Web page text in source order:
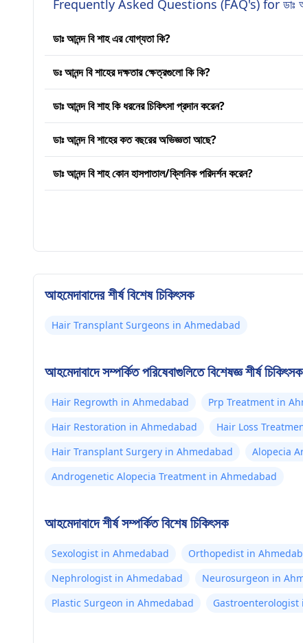
Frequently Asked Questions (FAQ's) for ডাঃ
ডাঃ আনন্দ বি শাহ এর যোগ্যতা কি?
ডঃ আনন্দ বি শাহের দক্ষতার ক্ষেত্রগুলো কি কি?
ডাঃ আনন্দ বি শাহ কি ধরনের চিকিৎসা প্রদান করেন?
ডাঃ আনন্দ বি শাহের কত বছরের অভিজ্ঞতা আছে?
ডাঃ আনন্দ বি শাহ কোন হাসপাতাল/ক্লিনিক পরিদর্শন করেন?
আহমেদাবাদের শীর্ষ বিশেষ চিকিৎসক
Hair Transplant Surgeons in Ahmedabad
আহমেদাবাদে সম্পর্কিত পরিষেবাগুলিতে বিশেষজ্ঞ শীর্ষ চিকিৎসক
Hair Regrowth in Ahmedabad Prp Treatment in
Hair Restoration in Ahmedabad
Hair Loss
Hair Transplant Surgery in Ahmedabad
Alopecia
Androgenetic Alopecia Treatment in Ahmedabad
আহমেদাবাদে শীর্ষ সম্পর্কিত বিশেষ চিকিৎসক
Sexologist in Ahmedabad Orthopedist in
Nephrologist in Ahmedabad
Neurosurgeon in
Plastic Surgeon in Ahmedabad
Gastroenterologist